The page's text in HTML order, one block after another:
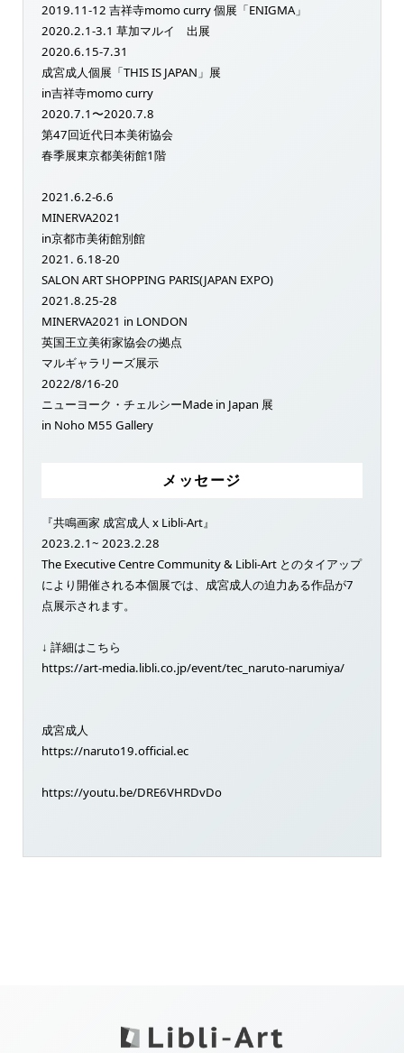
2019.11-12 吉祥寺momo curry 個展「ENIGMA」
2020.2.1-3.1 草加マルイ 出展
2020.6.15-7.31
成宮成人個展「THIS IS JAPAN」展
in吉祥寺momo curry
2020.7.1〜2020.7.8
第47回近代日本美術協会
春季展東京都美術館1階
2021.6.2-6.6
MINERVA2021
in京都市美術館別館
2021. 6.18-20
SALON ART SHOPPING PARIS(JAPAN EXPO)
2021.8.25-28
MINERVA2021 in LONDON
英国王立美術家協会の拠点
マルギャラリーズ展示
2022/8/16-20
ニューヨーク・チェルシーMade in Japan 展
in Noho M55 Gallery
メッセージ
『共鳴画家 成宮成人 x Libli-Art』
2023.2.1~ 2023.2.28
The Executive Centre Community & Libli-Art とのタイアップ
により開催される本個展では、成宮成人の迫力ある作品が7
点展示されます。
↓ 詳細はこちら
https://art-media.libli.co.jp/event/tec_naruto-narumiya/
成宮成人
https://naruto19.official.ec
https://youtu.be/DRE6VHRDvDo